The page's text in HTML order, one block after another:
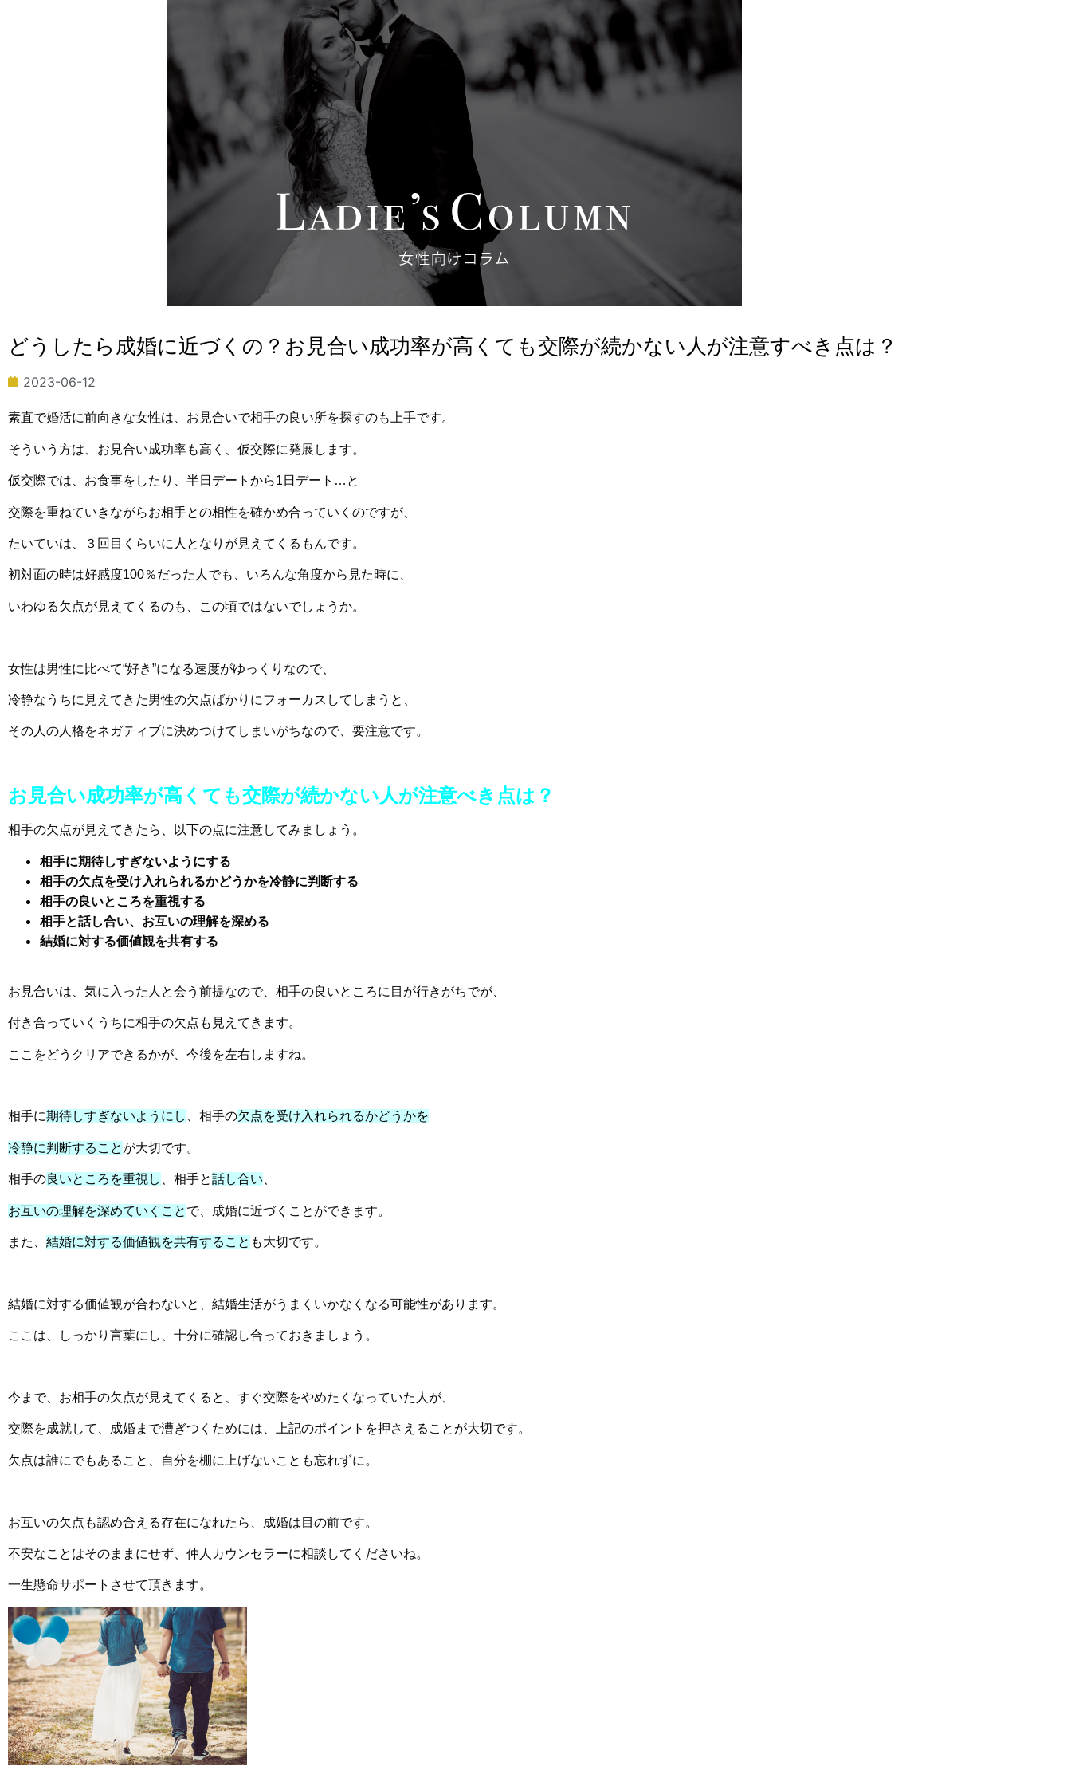
どうしたら成婚に近づくの？お見合い成功率が高くても交際が続かない人が注意すべき点は？
2023-06-12
素直で婚活に前向きな女性は、お見合いで相手の良い所を探すのも上手です。
そういう方は、お見合い成功率も高く、仮交際に発展します。
仮交際では、お食事をしたり、半日デートから1日デート…と
交際を重ねていきながらお相手との相性を確かめ合っていくのですが、
たいていは、３回目くらいに人となりが見えてくるもんです。
初対面の時は好感度100％だった人でも、いろんな角度から見た時に、
いわゆる欠点が見えてくるのも、 この頃ではないでしょうか。
女性は男性に比べて“好き”になる速度がゆっくりなので、
冷静なうちに見えてきた男性の欠点ばかりにフォーカスしてしまうと、
その人の人格をネガティブに決めつけてしまいがちなので、 要注意です。
お見合い成功率が高くても交際が続かない人が注意べき点は？
相手の欠点が見えてきたら、以下の点に注意してみましょう。
相手に期待しすぎないようにする
相手の欠点を受け入れられるかどうかを冷静に判断する
相手の良いところを重視する
相手と話し合い、お互いの理解を深める
結婚に対する価値観を共有する
お見合いは、気に入った人と会う前提なので、 相手の良いところに目が行きがちでが、
付き合っていくうちに相手の欠点も見えてきます。
ここをどうクリアできるかが、今後を左右しますね。
相手に期待しすぎないようにし 、 相手の欠点を受け入れられるかどうかを
冷静に判断すること が大切です。
相手の良いところを重視し 相手と話し合い
お互いの理解を深めていくこと で、成婚に近づくことができます。
また、 結婚に対する価値観を共有すること も大切です。
結婚に対する価値観が合わないと、結婚生活がうまくいかなくなる可能性があります。
ここは、しっかり言葉にし、十分に確認し合っておきましょう。
今まで、お相手の欠点が見えてくると、すぐ交際をやめたくなっていた人が、
交際を成就して、 成婚まで漕ぎつくためには、上記のポイントを押さえることが大切です。
欠点は誰にでもあること、自分を棚に上げないことも忘れずに。
お互いの欠点も認め合える存在になれたら、 成婚は目の前です。
不安なことはそのままにせず、仲人カウンセラーに相談してくださいね。
一生懸命サポートさせて頂きます。